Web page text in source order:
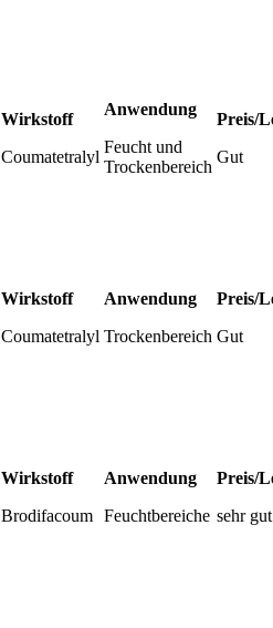
Wirkstoff
Coumatetralyl
Anwendung
Feucht und
Trockenbereich
Preis/
Gut
Wirkstoff
Coumatetralyl
Anwendung
Trockenbereich
Preis/
Gut
Wirkstoff
Brodifacoum
Anwendung
Feuchtbereiche
Preis/
sehr gut